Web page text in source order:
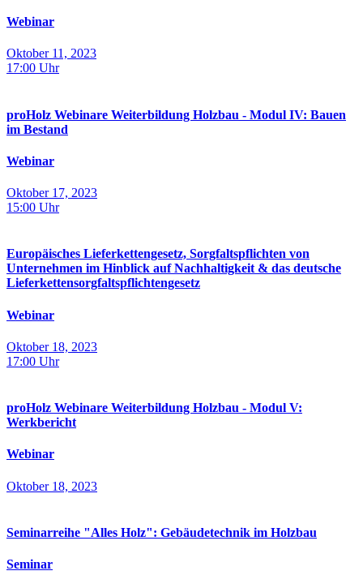
Webinar
Oktober 11, 2023
17:00 Uhr
proHolz Webinare Weiterbildung Holzbau - Modul IV: Bauen
im Bestand
Webinar
Oktober 17, 2023
15:00 Uhr
Europäisches Lieferkettengesetz, Sorgfaltspflichten von
Unternehmen im Hinblick auf Nachhaltigkeit & das deutsche
Lieferkettensorgfaltspflichtengesetz
Webinar
Oktober 18, 2023
17:00 Uhr
proHolz Webinare Weiterbildung Holzbau - Modul V:
Werkbericht
Webinar
Oktober 18, 2023
Seminarreihe "Alles Holz": Gebäudetechnik im Holzbau
Seminar